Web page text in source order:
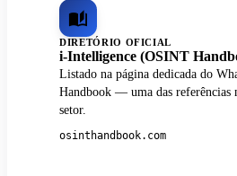
DIRETÓRIO OFICIAL
i-Intelligence (OSINT
Listado na página dedicada do
Handbook — uma das referências
setor.
osinthandbook.com